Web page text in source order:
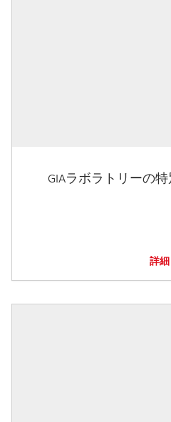
GIAラボラトリーの
詳細